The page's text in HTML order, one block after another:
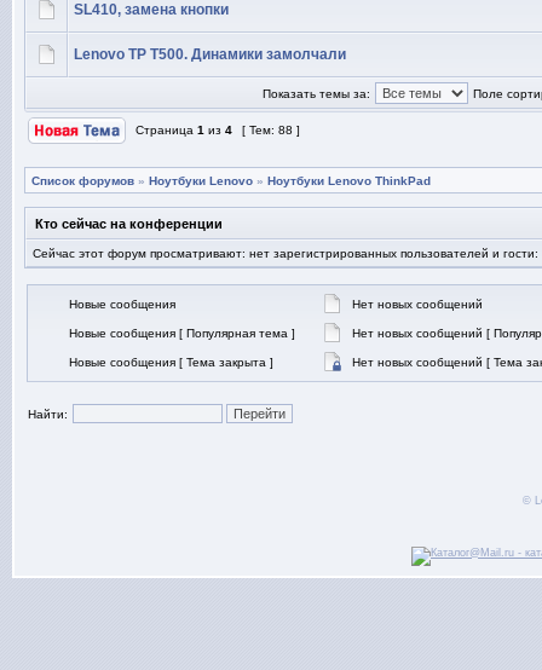
SL410, замена кнопки
Lenovo TP T500. Динамики замолчали
Показать темы за: Поле
Страница 1 из 4 [ Тем: 88 ]
Список форумов » Ноутбуки Lenovo » Ноутбуки Lenovo ThinkPad
Кто сейчас на конференции
Сейчас этот форум просматривают: нет зарегистрированных пользователей и гости:
Новые сообщения Нет новых сообщений
Новые сообщения [ Популярная тема ] Нет новых сообщений [
Новые сообщения [ Тема закрыта ] Нет новых сообщений [ Тема
Найти:
©